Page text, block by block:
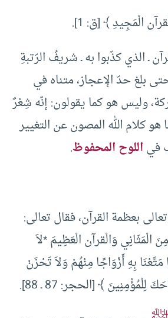
الْمَجِيدِ ﴾ [ق: 1].
ـ الذي كذّبوا به ـ شريفُ الرّتبةِ
بلغ حدّ الإعجاز، متناه في
وليس هو كما يقولون: إنّه شِعْرٌ
كلام الله المصون عن التغيير
فياللوح المحفوظ.
بعظمة القرآن، فقال تعالى:
الْمَثَانِي وَالْقرآن الْعَظِيمَ *لاَ
بِهِ أَزْوَاجًا مِنْهُمْ وَلاَ تَحْزَنْ
﴾ [الحجر: 87 ـ 88].